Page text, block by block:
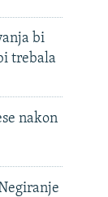
bi
trebala
nakon